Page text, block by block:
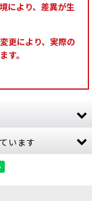
により、差異が生
更により、実際の
す。
]
います